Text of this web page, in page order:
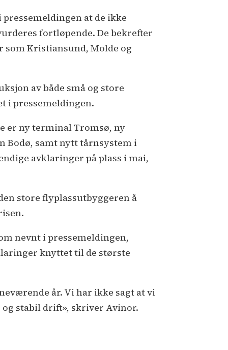
at de ikke
fortløpende. De bekrefter
som Kristiansund, Molde og
av både små og store
i pressemeldingen.
er ny terminal Tromsø, ny
Bodø, samt nytt tårnsystem i
avklaringer på plass i mai,
store flyplassutbyggeren å
nevnt i pressemeldingen,
knyttet til de største
år. Vi har ikke sagt at vi
stabil drift», skriver Avinor.